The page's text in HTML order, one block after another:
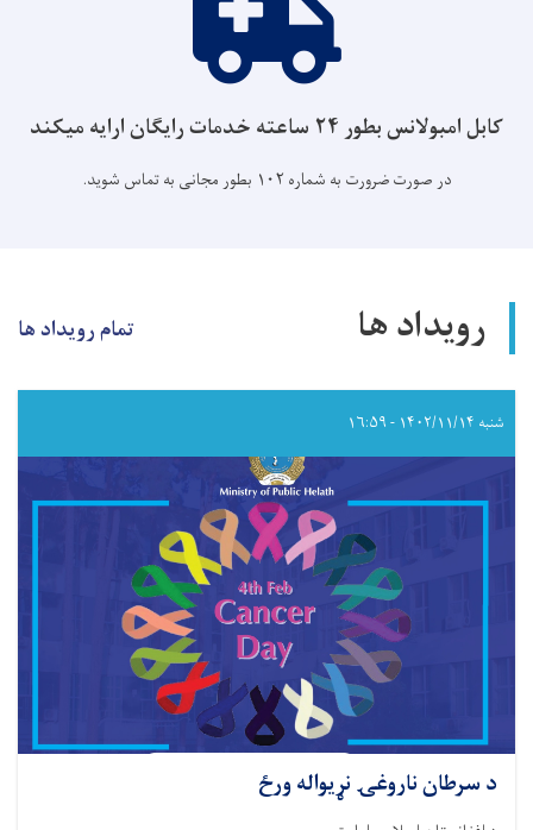
کابل امبولانس بطور ۲۴ ساعته خدمات رایگان ارایه میکند
در صورت ضرورت به شماره ۱۰۲ بطور مجانی به تماس شوید.
رویداد ها تمام رویداد ها
شنبه ۱۴۰۲/۱۱/۱۴ - ۱۶:۵۹
د سرطان ناروغۍ نړیواله ورځ